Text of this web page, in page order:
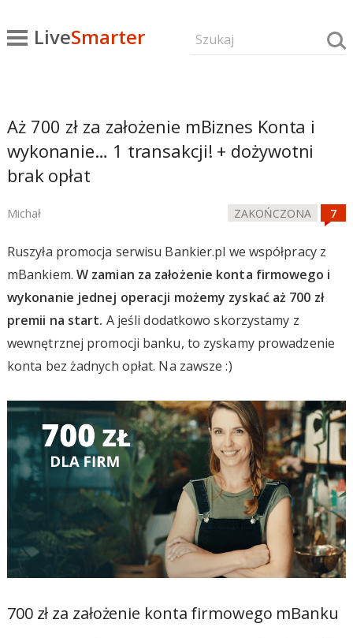
LiveSmarter
Aż 700 zł za założenie mBiznes Konta i
wykonanie… 1 transakcji! + dożywotni
brak opłat
Michał ZAKOŃCZONA
Ruszyła promocja serwisu Bankier.pl we współpracy z
mBankiem. W zamian za założenie konta firmowego i
wykonanie jednej operacji możemy zyskać aż 700 zł
premii na start. A jeśli dodatkowo skorzystamy z
wewnętrznej promocji banku, to zyskamy prowadzenie
konta bez żadnych opłat. Na zawsze :)
700 zł za założenie konta firmowego mBanku